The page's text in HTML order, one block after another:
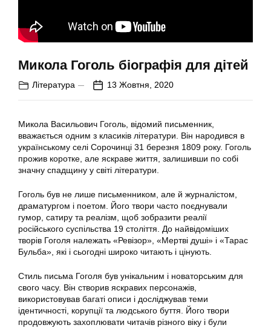
Микола Гоголь біографія для дітей
Література 13 Жовтня, 2020
Микола Васильович Гоголь, відомий письменник,
вважається одним з класиків літератури. Він народився в
українському селі Сорочинці 31 березня 1809 року. Гоголь
прожив коротке, але яскраве життя, залишивши по собі
значну спадщину у світі літератури.
Гоголь був не лише письменником, але й журналістом,
драматургом і поетом. Його твори часто поєднували
гумор, сатиру та реалізм, щоб зобразити реалії
російського суспільства 19 століття. До найвідоміших
творів Гоголя належать «Ревізор», «Мертві душі» і «Тарас
Бульба», які і сьогодні широко читають і цінують.
Стиль письма Гоголя був унікальним і новаторським для
свого часу. Він створив яскравих персонажів,
використовував багаті описи і досліджував теми
ідентичності, корупції та людського буття. Його твори
продовжують захоплювати читачів різного віку і були